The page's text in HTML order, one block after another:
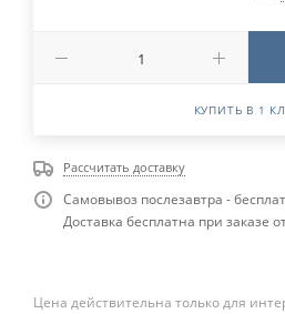
КУПИТЬ В 1
Рассчитать доставку
Самовывоз послезавтра -
Доставка бесплатна при заказе
Цена действительна только для